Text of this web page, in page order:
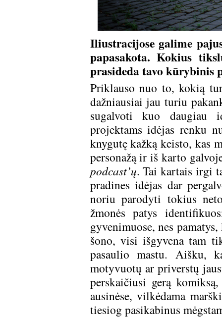
Iliustracijose galime
papasakota. Kokius
prasideda tavo kūrybinis
Priklauso nuo to, kokią
dažniausiai jau turiu
sugalvoti kuo daugiau
projektams idėjas renku
knygutę kažką keisto, kas
personažą ir iš karto
podcast’ų. Tai kartais irgi
pradines idėjas dar
noriu parodyti tokius
žmonės patys
gyvenimuose, nes
šono, visi išgyvena tam
pasaulio mastu. Aišku,
motyvuotų ar priverstų
perskaičiusi gerą
ausinėse, vilkėdama
tiesiog pasikabinus